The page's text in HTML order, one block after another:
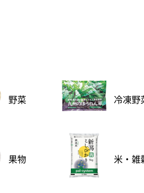
野菜 冷凍野
果物 米・雑